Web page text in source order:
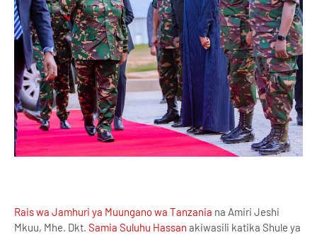
Rais wa Jamhuri ya Muungano wa Tanzania na Amiri Jeshi
Mkuu, Mhe. Dkt. Samia Suluhu Hassan akiwasili katika Shule ya